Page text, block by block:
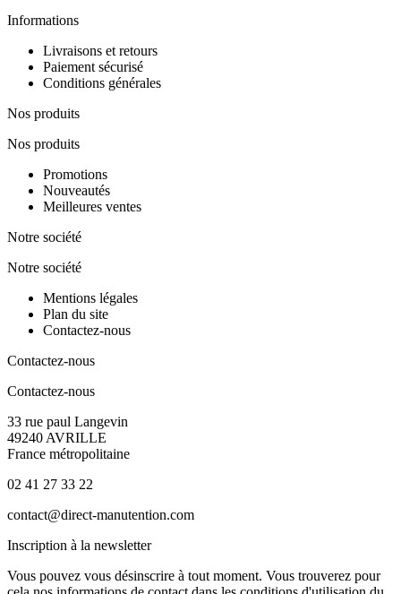
Informations
Livraisons et retours
Paiement sécurisé
Conditions générales
Nos produits
Nos produits
Promotions
Nouveautés
Meilleures ventes
Notre société
Notre société
Mentions légales
Plan du site
Contactez-nous
Contactez-nous
Contactez-nous
33 rue paul Langevin
49240 AVRILLE
France métropolitaine
02 41 27 33 22
contact@direct-manutention.com
Inscription à la newsletter
Vous pouvez vous désinscrire à tout moment. Vous trouverez pour